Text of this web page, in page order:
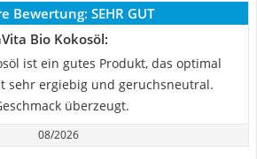
Bewertung: SEHR GUT
Bio Kokosöl:
ist ein gutes Produkt, das optimal
sehr ergiebig und geruchsneutral.
überzeugt.
08/2026